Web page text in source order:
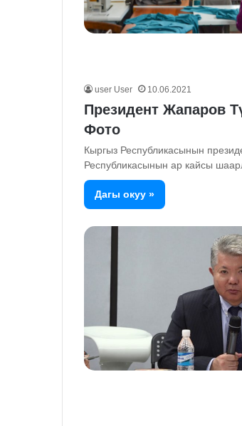
user User 10.06.2021
Президент Жапаров
Фото
Кыргыз Республикасынын
Республикасынын ар кайсы
Дагы окуу »